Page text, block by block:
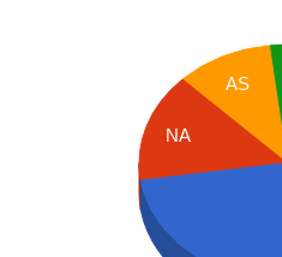
AS
NA